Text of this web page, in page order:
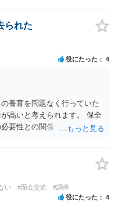
いかもしれません。 以上は
た限りの意見ですので、詳
思います。
られた
役にたった 4
養育を問題なく行っていた
高いと考えられます。 保全
要性との関係でなんともい
、担当の弁護士とよく相談
い #面会交流 #調停
役にたった 4